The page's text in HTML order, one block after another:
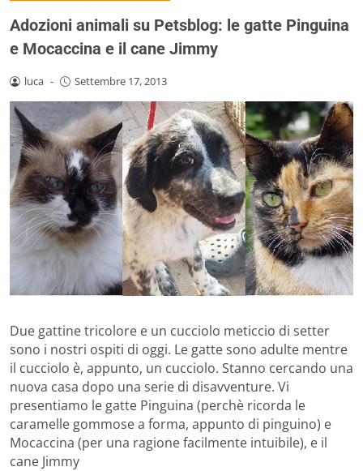
Adozioni animali su Petsblog: le gatte Pinguina
e Mocaccina e il cane Jimmy
luca - Settembre 17, 2013
Due gattine tricolore e un cucciolo meticcio di setter
sono i nostri ospiti di oggi. Le gatte sono adulte mentre
il cucciolo è, appunto, un cucciolo. Stanno cercando una
nuova casa dopo una serie di disavventure. Vi
presentiamo le gatte Pinguina (perchè ricorda le
caramelle gommose a forma, appunto di pinguino) e
Mocaccina (per una ragione facilmente intuibile), e il
cane Jimmy